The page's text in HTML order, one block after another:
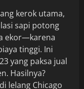
kerok utama,
sapi potong
ekor—karena
tinggi. Ini
yang paksa jual
Hasilnya?
lelang Chicago